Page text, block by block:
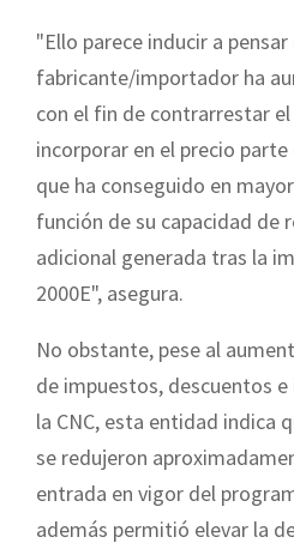
"Ello parece inducir a pensar
fabricante/importador ha
con el fin de contrarrestar
incorporar en el precio
que ha conseguido en
función de su capacidad de
adicional generada tras la
2000E", asegura.
No obstante, pese al
de impuestos, descuentos
la CNC, esta entidad indica
se redujeron
entrada en vigor del
además permitió elevar la